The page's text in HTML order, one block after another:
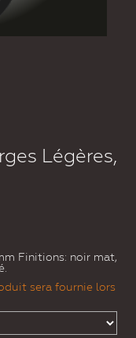
Légères,
Finitions: noir mat,
sera fournie lors